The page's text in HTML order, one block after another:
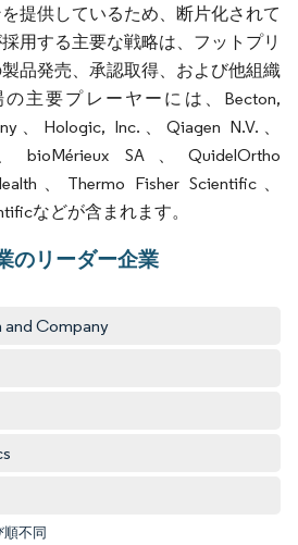
提供しているため、断片化されて
用する主要な戦略は、フットプリ
品発売、承認取得、および他組織
主要プレーヤーには、Becton,
、Hologic, Inc.、Qiagen N.V.、
bioMérieux SA、QuidelOrtho
、Thermo Fisher Scientific、
などが含まれます。
のリーダー企業
and Company
不同